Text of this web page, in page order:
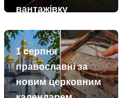
вантажівку
1 серпня
православні за
новим церковним